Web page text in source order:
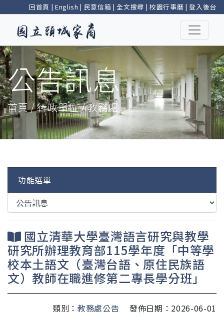
回首頁 | English | 民意信箱 |全文搜尋 | 校園行事曆 |登入後台
公告訊息
首頁 / 行政單位 / 教務處
功能選單
國立清華大學臺灣語言研究與教學
研究所辦理教育部115學年度「中等學
校本土語文（臺灣台語、原住民族語
文）教師在職進修第二專長學分班」
類別： 教務處公告 發佈日期：2026-06-01